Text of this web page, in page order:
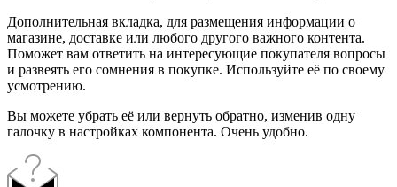
Дополнительная вкладка, для размещения информации о
магазине, доставке или любого другого важного контента.
Поможет вам ответить на интересующие покупателя вопросы
и развеять его сомнения в покупке. Используйте её по своему
усмотрению.
Вы можете убрать её или вернуть обратно, изменив одну
галочку в настройках компонента. Очень удобно.